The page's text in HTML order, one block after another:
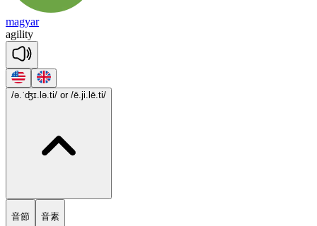
magyar
agility
/ə.ˈʤɪ.lə.ti/ or /ē.ji.lē.ti/
音節 音素